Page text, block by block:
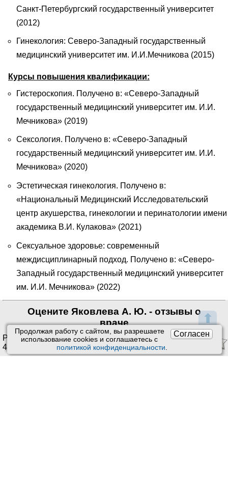
⬆
Согласен
Продолжая работу с сайтом, вы разрешаете
использование сookies и соглашаетесь с
политикой конфиденциальности.
Санкт-Петербургский государственный университет
(2012)
Гинекология: Северо-Западный государственный
медицинский университет им. И.И.Мечникова (2015)
Курсы повышения квалификации:
Гистероскопия. Получено в: «Северо-Западный
государственный медицинский университет им. И.И.
Мечникова» (2019)
Сексология. Получено в: «Северо-Западный
государственный медицинский университет им. И.И.
Мечникова» (2020)
Эстетическая гинекология. Получено в:
«Национальный Медицинский Исследовательский
центр акушерства, гинекологии и перинатологии имени
академика В.И. Кулакова» (2021)
Сексуальное здоровье: современный
междисциплинарный подход. Получено в: «Северо-
Западный государственный медицинский университет
им. И.И. Мечникова» (2022)
Оцените Яковлева А. Ю. - отзывы о
враче
Рейтинг:4.31/5. Оценок:
4.